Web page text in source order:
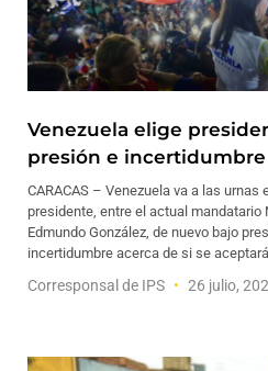
Venezuela elige
presión e incertidumbre
CARACAS – Venezuela va a las urnas
presidente, entre el actual
Edmundo González, de nuevo bajo
incertidumbre acerca de si se
Corresponsal de IPS 26 julio,